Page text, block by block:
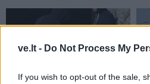
ve.lt - Do Not Process My
If you wish to opt-out of the sale,